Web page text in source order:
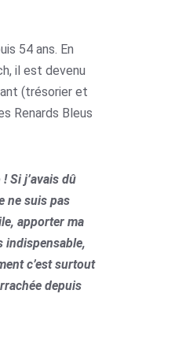
54 ans. En
il est devenu
(trésorier et
Renards Bleus
Si j’avais dû
ne suis pas
apporter ma
indispensable,
c’est surtout
depuis